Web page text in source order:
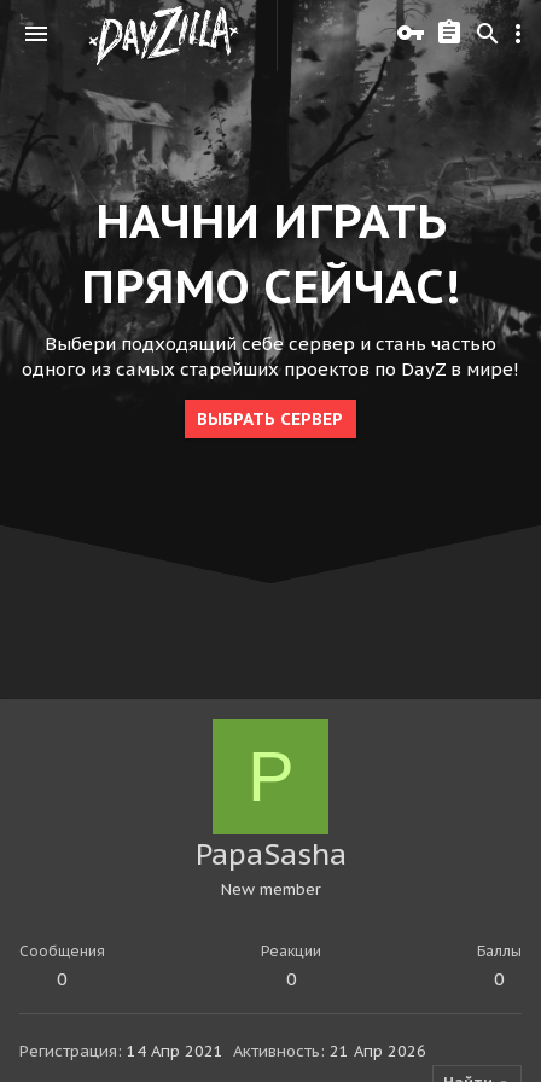
НАЧНИ ИГРАТЬ
ПРЯМО СЕЙЧАС!
Выбери подходящий себе сервер и стань частью
одного из самых старейших проектов по DayZ в мире!
ВЫБРАТЬ СЕРВЕР
P
PapaSasha
New member
Сообщения
0
Реакции
0
Баллы
0
Регистрация 14 Апр 2021 Активность 21 Апр 2026